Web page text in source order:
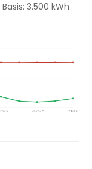
3.500 kWh